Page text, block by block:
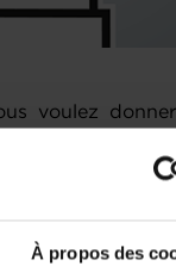
À propos des
voulez
une stratégie
manière plus
ou
ou redresser